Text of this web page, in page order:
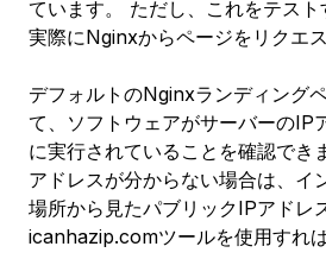
ています。 ただし、これをテスト
実際にNginxからページをリクエ
デフォルトのNginxランディング
て、ソフトウェアがサーバーのIP
に実行されていることを確認でき
アドレスが分からない場合は、イ
場所から見たパブリックIPアドレ
icanhazip.comツールを使用すれば